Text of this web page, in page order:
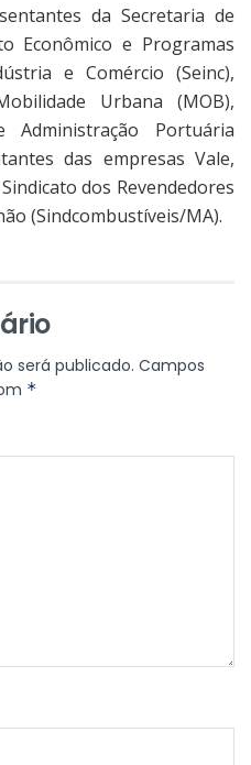
da Secretaria de
Econômico e Programas
e Comércio (Seinc),
Urbana (MOB),
Administração Portuária
das empresas Vale,
dos Revendedores
(Sindcombustíveis/MA).
será publicado. Campos
*